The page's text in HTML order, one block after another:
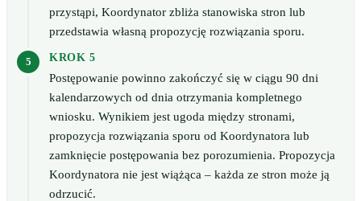
przystąpi, Koordynator zbliża stanowiska stron lub
przedstawia własną propozycję rozwiązania sporu.
KROK 5
Postępowanie powinno zakończyć się w ciągu 90 dni
kalendarzowych od dnia otrzymania kompletnego
wniosku. Wynikiem jest ugoda między stronami,
propozycja rozwiązania sporu od Koordynatora lub
zamknięcie postępowania bez porozumienia. Propozycja
Koordynatora nie jest wiążąca – każda ze stron może ją
odrzucić.